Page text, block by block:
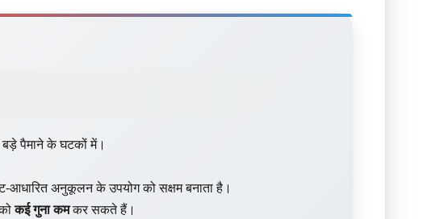
बड़े पैमाने के घटकों में।
अनुकूलन के उपयोग को सक्षम बनाता है।
कई गुना कमकर सकते हैं।